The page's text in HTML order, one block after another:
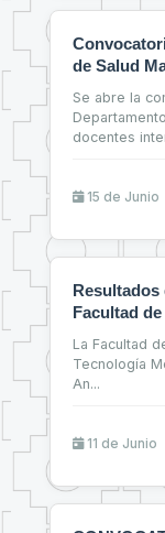
de Salud
Se abre la
docentes
15 de Junio
Resultados
Facultad
La Facultad
Tecnología
An...
11 de Junio